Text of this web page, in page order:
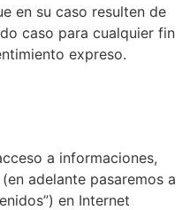
en su caso resulten de
caso para cualquier fin
expreso.
a informaciones,
adelante pasaremos a
en Internet